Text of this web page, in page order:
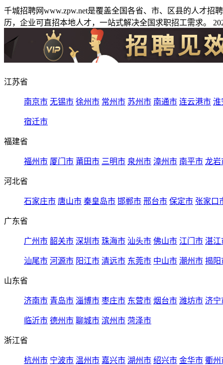
千城招聘网www.zpw.net是覆盖全国各省、市、区县的人才
历，企业可直招本地人才，一站式解决全国求职招工需求。
江苏省
南京市 无锡市 徐州市 常州市 苏州市 南通市 连云港市 淮
宿迁市
福建省
福州市 厦门市 莆田市 三明市 泉州市 漳州市 南平市 龙岩
河北省
石家庄市 唐山市 秦皇岛市 邯郸市 邢台市 保定市 张家口
广东省
广州市 韶关市 深圳市 珠海市 汕头市 佛山市 江门市 湛江
汕尾市 河源市 阳江市 清远市 东莞市 中山市 潮州市 揭阳
山东省
济南市 青岛市 淄博市 枣庄市 东营市 烟台市 潍坊市 济宁
临沂市 德州市 聊城市 滨州市 菏泽市
浙江省
杭州市 宁波市 温州市 嘉兴市 湖州市 绍兴市 金华市 衢州